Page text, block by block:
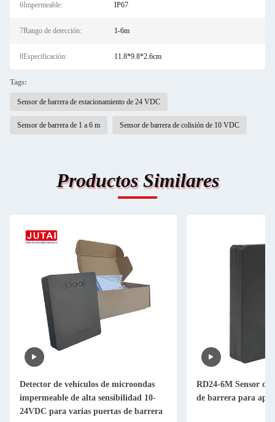
6Impermeable: IP67
7Rango de detección: 1-6m
8Especificación: 11.8*9.8*2.6cm
Tags:
Sensor de barrera de estacionamiento de 24 VDC
Sensor de barrera de 1 a 6 m Sensor de barrera de colisión de 10 VDC
Productos Similares
Detector de vehículos de microondas
impermeable de alta sensibilidad 10-
24VDC para varias puertas de barrera
RD24-6M Sensor de
de barrera para